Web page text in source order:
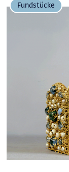
Fundstücke